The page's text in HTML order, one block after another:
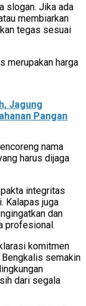
slogan. Jika ada
membiarkan
tegas sesuai
merupakan harga
Jagung
Pangan
nama
harus dijaga
integritas
Kalapas juga
dan
profesional.
komitmen
semakin
dari segala